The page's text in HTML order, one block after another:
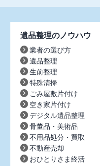
遺品整理のノウハウ
業者の選び方
遺品整理
生前整理
特殊清掃
ごみ屋敷片付け
空き家片付け
デジタル遺品整理
骨董品・美術品
不用品処分・買取
不動産売却
おひとりさま終活